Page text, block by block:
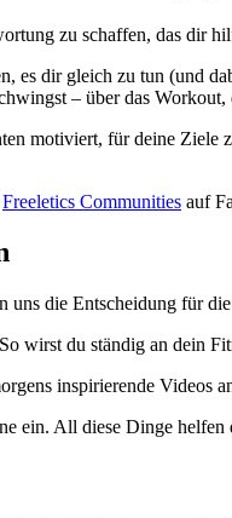
zu schaffen, das dir
es dir gleich zu tun (und
– über das
motiviert, für deine
Freeletics Communities auf
uns die Entscheidung für
wirst du ständig an dein
inspirierende Videos
ein. All diese Dinge